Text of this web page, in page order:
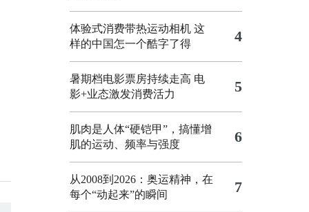
体验式消费带热运动相机 这
样的中国怎一个酷字了得
4
暑期档电影票房持续走高 电
影+业态激发消费活力
5
肌肉是人体“硬铠甲”，搞懂增
肌的运动、频率与强度
6
从2008到2026：奥运精神，在
每个“动起来”的瞬间
7